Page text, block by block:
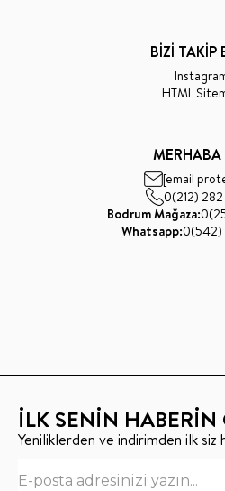
BİZİ TAKİP
HTML
MERHABA
[email
0(212)
Bodrum Mağaza:
Whatsapp:
İLK SENİN HABERİN
Yeniliklerden ve indirimden ilk siz